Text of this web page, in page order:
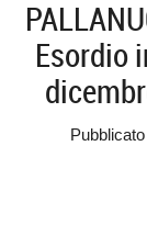
Esordio